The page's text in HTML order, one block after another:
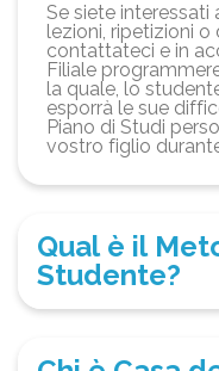
Se siete interessati
lezioni, ripetizioni
contattateci e in
Filiale
la quale, lo
esporrà le sue
Piano di Studi
vostro figlio
Qual è il
Studente?